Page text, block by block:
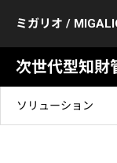
ミガリオ /
次世代型知財
ソリューション